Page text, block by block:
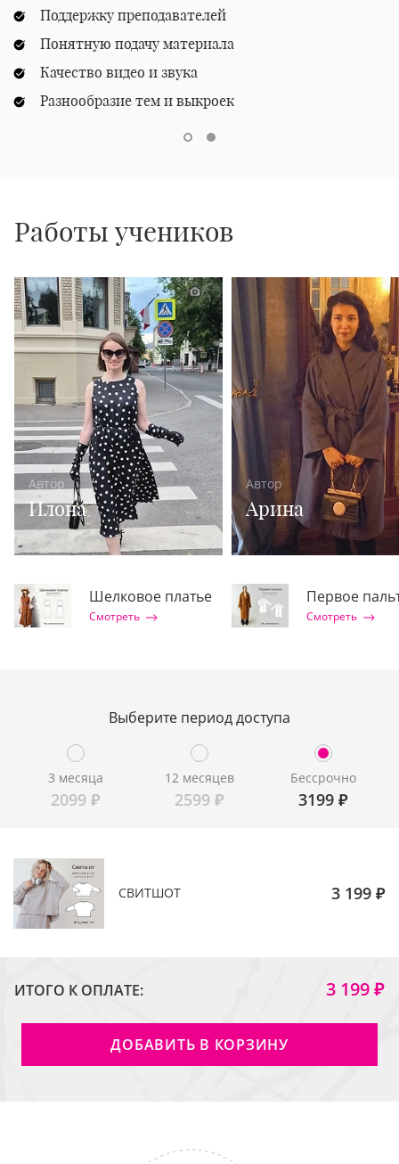
Поддержку преподавателей
Понятную подачу материала
Качество видео и звука
Разнообразие тем и выкроек
Работы учеников
1
Автор
Илона
Шелковое платье
Смотреть
Автор
Арина
Первое
Смотреть
Выберите период доступа
3 месяца
2099 ₽
12 месяцев
2599 ₽
Бессрочно
3199₽
СВИТШОТ 3 199 ₽
ИТОГО К ОПЛАТЕ: 3 199 ₽
ДОБАВИТЬ В КОРЗИНУ